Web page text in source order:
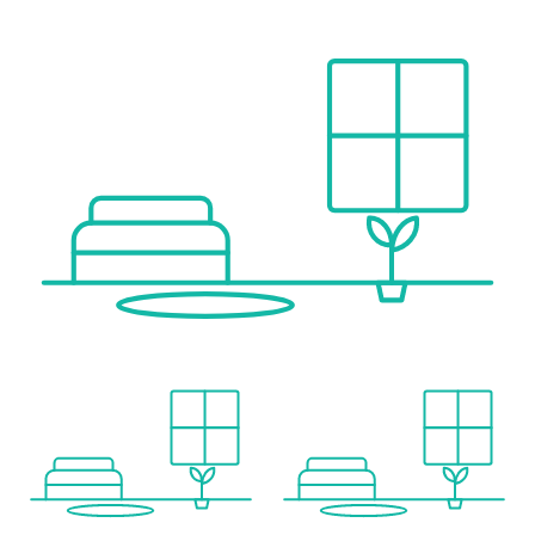
Bus <250m
U-Bahn <500m
Bahnhof <750m
Autobahnanschluss <750m